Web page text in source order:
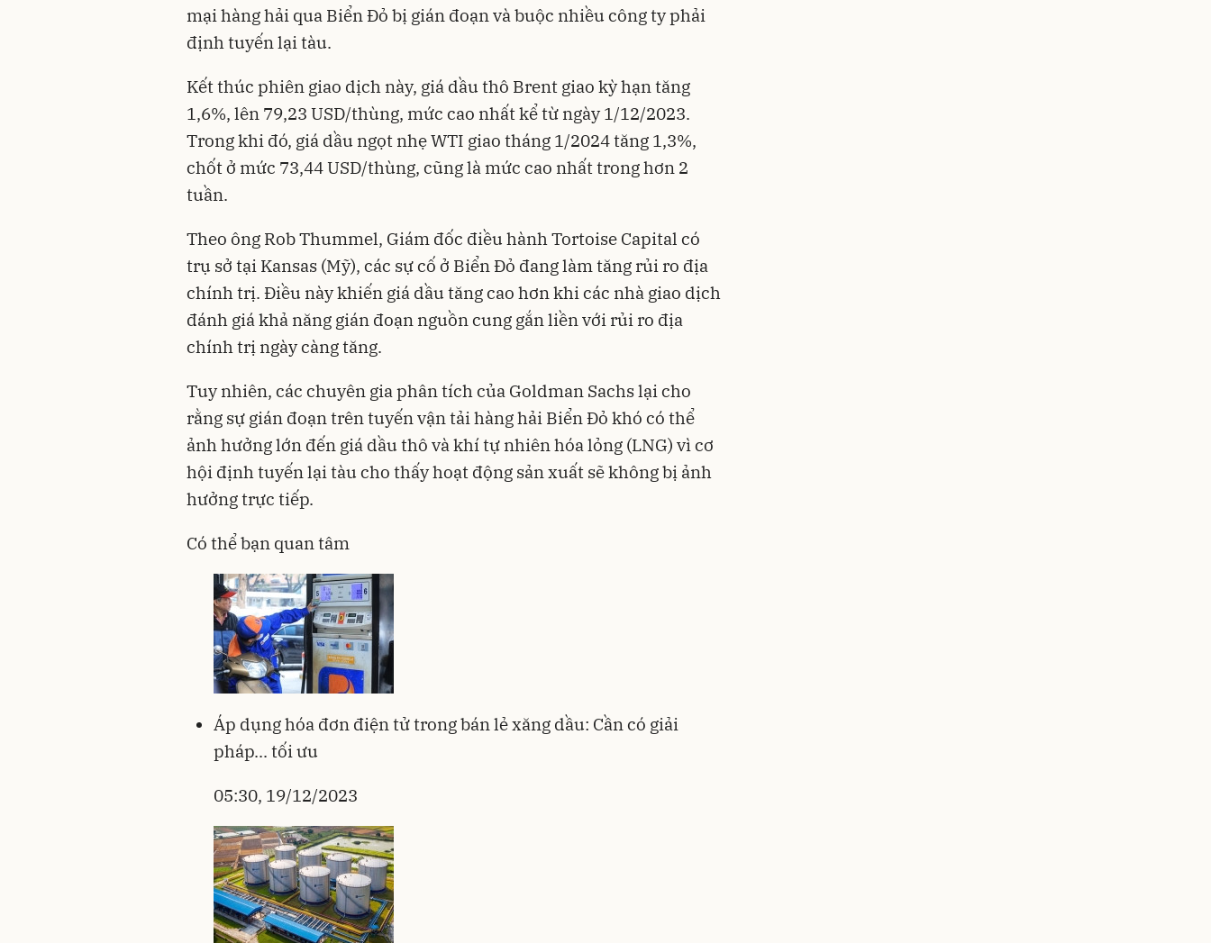
mại hàng hải qua Biển Đỏ bị gián đoạn và buộc nhiều công ty phải
định tuyến lại tàu.
Kết thúc phiên giao dịch này, giá dầu thô Brent giao kỳ hạn tăng
1,6%, lên 79,23 USD/thùng, mức cao nhất kể từ ngày 1/12/2023.
Trong khi đó, giá dầu ngọt nhẹ WTI giao tháng 1/2024 tăng 1,3%,
chốt ở mức 73,44 USD/thùng, cũng là mức cao nhất trong hơn 2
tuần.
Theo ông Rob Thummel, Giám đốc điều hành Tortoise Capital có
trụ sở tại Kansas (Mỹ), các sự cố ở Biển Đỏ đang làm tăng rủi ro địa
chính trị. Điều này khiến giá dầu tăng cao hơn khi các nhà giao dịch
đánh giá khả năng gián đoạn nguồn cung gắn liền với rủi ro địa
chính trị ngày càng tăng.
Tuy nhiên, các chuyên gia phân tích của Goldman Sachs lại cho
rằng sự gián đoạn trên tuyến vận tải hàng hải Biển Đỏ khó có thể
ảnh hưởng lớn đến giá dầu thô và khí tự nhiên hóa lỏng (LNG) vì cơ
hội định tuyến lại tàu cho thấy hoạt động sản xuất sẽ không bị ảnh
hưởng trực tiếp.
Có thể bạn quan tâm
Áp dụng hóa đơn điện tử trong bán lẻ xăng dầu: Cần có giải
pháp... tối ưu
05:30, 19/12/2023